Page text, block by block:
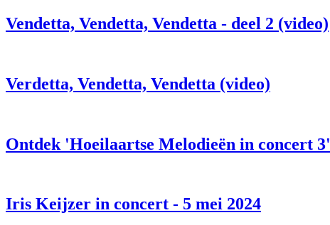
Vendetta, Vendetta, Vendetta - deel 2 (video)
Verdetta, Vendetta, Vendetta (video)
Ontdek 'Hoeilaartse Melodieën in concert 3'
Iris Keijzer in concert - 5 mei 2024